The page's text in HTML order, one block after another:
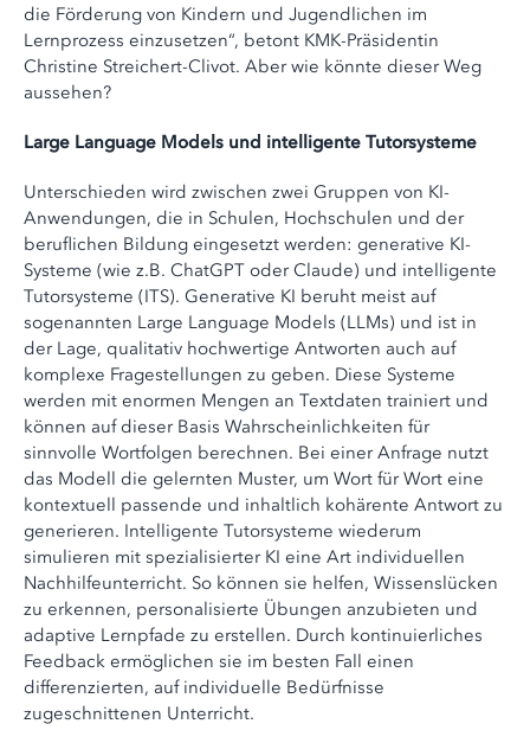
die Förderung von Kindern und Jugendlichen im
Lernprozess einzusetzen“, betont KMK-Präsidentin
Christine Streichert-Clivot. Aber wie könnte dieser Weg
aussehen?
Large Language Models und intelligente Tutorsysteme
Unterschieden wird zwischen zwei Gruppen von KI-
Anwendungen, die in Schulen, Hochschulen und der
beruflichen Bildung eingesetzt werden: generative KI-
Systeme (wie z.B. ChatGPT oder Claude) und intelligente
Tutorsysteme (ITS). Generative KI beruht meist auf
sogenannten Large Language Models (LLMs) und ist in
der Lage, qualitativ hochwertige Antworten auch auf
komplexe Fragestellungen zu geben. Diese Systeme
werden mit enormen Mengen an Textdaten trainiert und
können auf dieser Basis Wahrscheinlichkeiten für
sinnvolle Wortfolgen berechnen. Bei einer Anfrage nutzt
das Modell die gelernten Muster, um Wort für Wort eine
kontextuell passende und inhaltlich kohärente Antwort zu
generieren. Intelligente Tutorsysteme wiederum
simulieren mit spezialisierter KI eine Art individuellen
Nachhilfeunterricht. So können sie helfen, Wissenslücken
zu erkennen, personalisierte Übungen anzubieten und
adaptive Lernpfade zu erstellen. Durch kontinuierliches
Feedback ermöglichen sie im besten Fall einen
differenzierten, auf individuelle Bedürfnisse
zugeschnittenen Unterricht.